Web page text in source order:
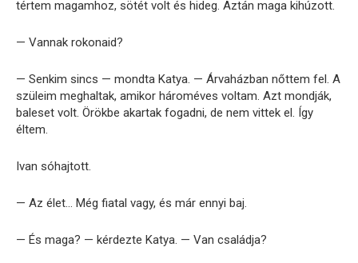
tértem magamhoz, sötét volt és hideg. Aztán maga kihúzott.
— Vannak rokonaid?
— Senkim sincs — mondta Katya. — Árvaházban nőttem fel. A
szüleim meghaltak, amikor hároméves voltam. Azt mondják,
baleset volt. Örökbe akartak fogadni, de nem vittek el. Így
éltem.
Ivan sóhajtott.
— Az élet… Még fiatal vagy, és már ennyi baj.
— És maga? — kérdezte Katya. — Van családja?